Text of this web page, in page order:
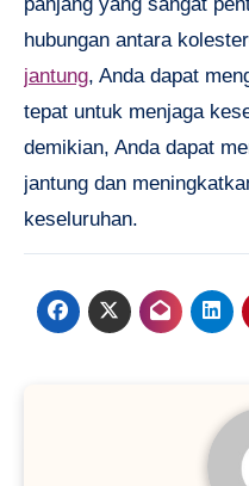
hubungan antara
jantung, Anda dapat
tepat untuk menjaga
demikian, Anda dapat
jantung dan
keseluruhan.